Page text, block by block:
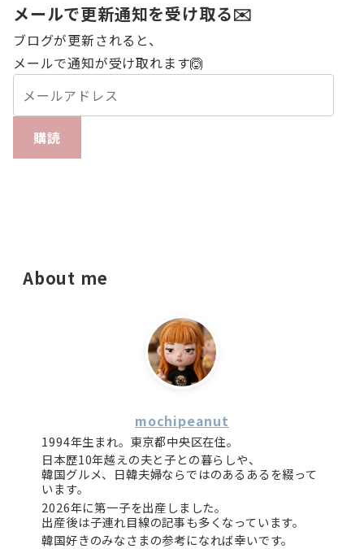
メールで更新通知を受け取る✉️
ブログが更新されると、
メールで通知が受け取れます🙆
購読
About me
mochipeanut
1994年生まれ。東京都中央区在住。
日本歴10年越えの夫と子との暮らしや、
韓国グルメ、日韓夫婦ならではのあるあるを綴って
います。
2026年に第一子を出産しました。
出産後は子連れ目線の記事も多くなっています。
韓国好きのみなさまの参考になれば幸いです。